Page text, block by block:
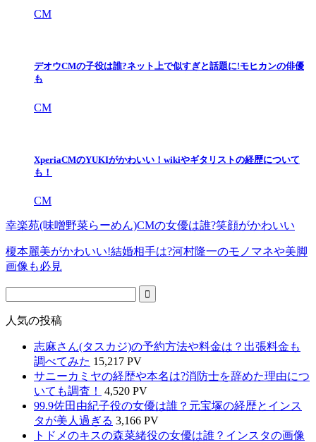
CM
デオウCMの子役は誰?ネット上で似すぎと話題に!モヒカンの俳優
も
CM
XperiaCMのYUKIがかわいい！wikiやギタリストの経歴について
も！
CM
幸楽苑(味噌野菜らーめん)CMの女優は誰?笑顔がかわいい
榎本麗美がかわいい!結婚相手は?河村隆一のモノマネや美脚
画像も必見
人気の投稿
志麻さん(タスカジ)の予約方法や料金は？出張料金も
調べてみた 15,217 PV
サニーカミヤの経歴や本名は?消防士を辞めた理由につ
いても調査！
4,520 PV
99.9佐田由紀子役の女優は誰？元宝塚の経歴とインス
タが美人過ぎる 3,166 PV
トドメのキスの森菜緒役の女優は誰？インスタの画像